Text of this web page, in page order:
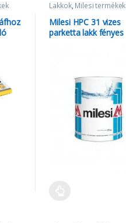
Lakkok, Milesi termékek
Milesi HPC 31 vizes
parketta lakk fényes